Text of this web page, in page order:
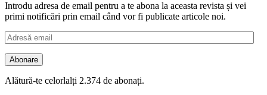
Introdu adresa de email pentru a te abona la aceasta revista și vei
primi notificări prin email când vor fi publicate articole noi.
Adresă
email
Abonare
Alătură-te celorlalți 2.374 de abonați.